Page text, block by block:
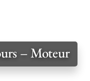
– Moteur